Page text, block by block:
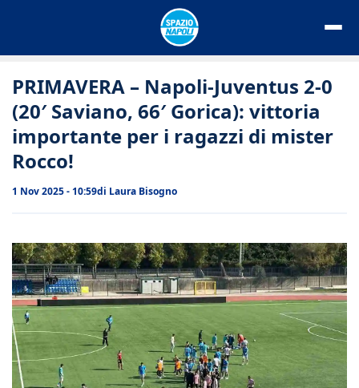
PRIMAVERA – Napoli-Juventus 2-0
(20′ Saviano, 66′ Gorica): vittoria
importante per i ragazzi di mister
Rocco!
1 Nov 2025 - 10:59di Laura Bisogno